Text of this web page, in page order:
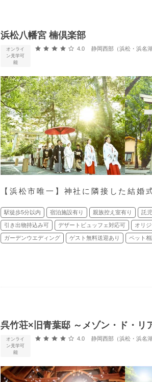
浜松八幡宮 楠倶楽部
オンライ
ン見学可
能
口コミ評価
4.0 静岡西部（浜松・浜名湖
【浜松市唯一】神社に隣接した結婚
駅徒歩5分以内 宿泊施設有り 親族控え室有り 託
引き出物持込み可 デザートビュッフェ対応可 オリ
ガーデンウエディング ゲスト無料送迎あり ペット
呉竹荘×旧青葉邸 ～メゾン・ド・リ
オンライ
ン見学可
能
口コミ評価
4.0 静岡西部（浜松・浜名湖